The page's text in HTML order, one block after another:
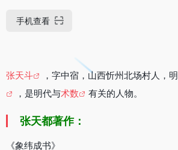
手机查看
张天斗 ，字中宿，山西忻州北场村人，
，是明代与术数 有关的人物。
张天都著作：
《象纬成书》